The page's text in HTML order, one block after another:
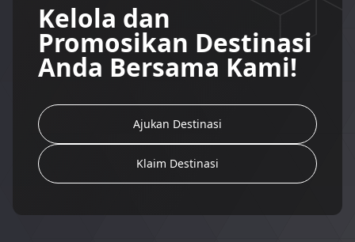
Kelola dan
Promosikan Destinasi
Anda Bersama Kami!
Ajukan Destinasi
Klaim Destinasi